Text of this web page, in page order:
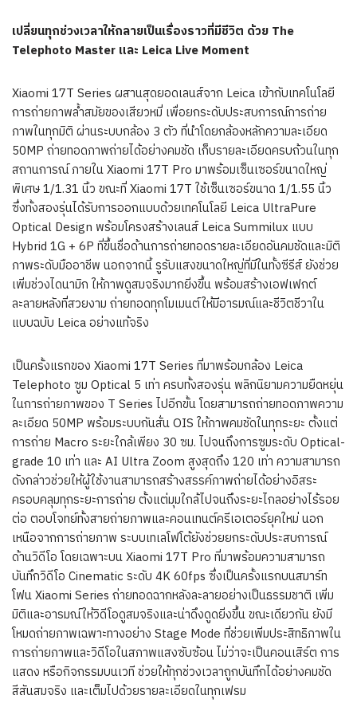
เปลี่ยนทุกช่วงเวลาให้กลายเป็นเรื่องราวที่มีชีวิต ด้วย The
Telephoto Master และ Leica Live Moment
Xiaomi 17T Series ผสานสุดยอดเลนส์จาก Leica เข้ากับเทคโนโลยี
การถ่ายภาพล้ำสมัยของเสียวหมี่ เพื่อยกระดับประสบการณ์การถ่าย
ภาพในทุกมิติ ผ่านระบบกล้อง 3 ตัว ที่นำโดยกล้องหลักความละเอียด
50MP ถ่ายทอดภาพถ่ายได้อย่างคมชัด เก็บรายละเอียดครบถ้วนในทุก
สถานการณ์ ภายใน Xiaomi 17T Pro มาพร้อมเซ็นเซอร์ขนาดใหญ่
พิเศษ 1/1.31 นิ้ว ขณะที่ Xiaomi 17T ใช้เซ็นเซอร์ขนาด 1/1.55 นิ้ว
ซึ่งทั้งสองรุ่นได้รับการออกแบบด้วยเทคโนโลยี Leica UltraPure
Optical Design พร้อมโครงสร้างเลนส์ Leica Summilux แบบ
Hybrid 1G + 6P ที่ขึ้นชื่อด้านการถ่ายทอดรายละเอียดอันคมชัดและมิติ
ภาพระดับมืออาชีพ นอกจากนี้ รูรับแสงขนาดใหญ่ที่มีในทั้งซีรีส์ ยังช่วย
เพิ่มช่วงไดนามิก ให้ภาพดูสมจริงมากยิ่งขึ้น พร้อมสร้างเอฟเฟกต์
ละลายหลังที่สวยงาม ถ่ายทอดทุกโมเมนต์ให้มีอารมณ์และชีวิตชีวาใน
แบบฉบับ Leica อย่างแท้จริง
เป็นครั้งแรกของ Xiaomi 17T Series ที่มาพร้อมกล้อง Leica
Telephoto ซูม Optical 5 เท่า ครบทั้งสองรุ่น พลิกนิยามความยืดหยุ่น
ในการถ่ายภาพของ T Series ไปอีกขั้น โดยสามารถถ่ายทอดภาพความ
ละเอียด 50MP พร้อมระบบกันสั่น OIS ให้ภาพคมชัดในทุกระยะ ตั้งแต่
การถ่าย Macro ระยะใกล้เพียง 30 ซม. ไปจนถึงการซูมระดับ Optical-
grade 10 เท่า และ AI Ultra Zoom สูงสุดถึง 120 เท่า ความสามารถ
ดังกล่าวช่วยให้ผู้ใช้งานสามารถสร้างสรรค์ภาพถ่ายได้อย่างอิสระ
ครอบคลุมทุกระยะการถ่าย ตั้งแต่มุมใกล้ไปจนถึงระยะไกลอย่างไร้รอย
ต่อ ตอบโจทย์ทั้งสายถ่ายภาพและคอนเทนต์ครีเอเตอร์ยุคใหม่ นอก
เหนือจากการถ่ายภาพ ระบบเทเลโฟโต้ยังช่วยยกระดับประสบการณ์
ด้านวิดีโอ โดยเฉพาะบน Xiaomi 17T Pro ที่มาพร้อมความสามารถ
บันทึกวิดีโอ Cinematic ระดับ 4K 60fps ซึ่งเป็นครั้งแรกบนสมาร์ท
โฟน Xiaomi Series ถ่ายทอดฉากหลังละลายอย่างเป็นธรรมชาติ เพิ่ม
มิติและอารมณ์ให้วิดีโอดูสมจริงและน่าดึงดูดยิ่งขึ้น ขณะเดียวกัน ยังมี
โหมดถ่ายภาพเฉพาะทางอย่าง Stage Mode ที่ช่วยเพิ่มประสิทธิภาพใน
การถ่ายภาพและวิดีโอในสภาพแสงซับซ้อน ไม่ว่าจะเป็นคอนเสิร์ต การ
แสดง หรือกิจกรรมบนเวที ช่วยให้ทุกช่วงเวลาถูกบันทึกได้อย่างคมชัด
สีสันสมจริง และเต็มไปด้วยรายละเอียดในทุกเฟรม